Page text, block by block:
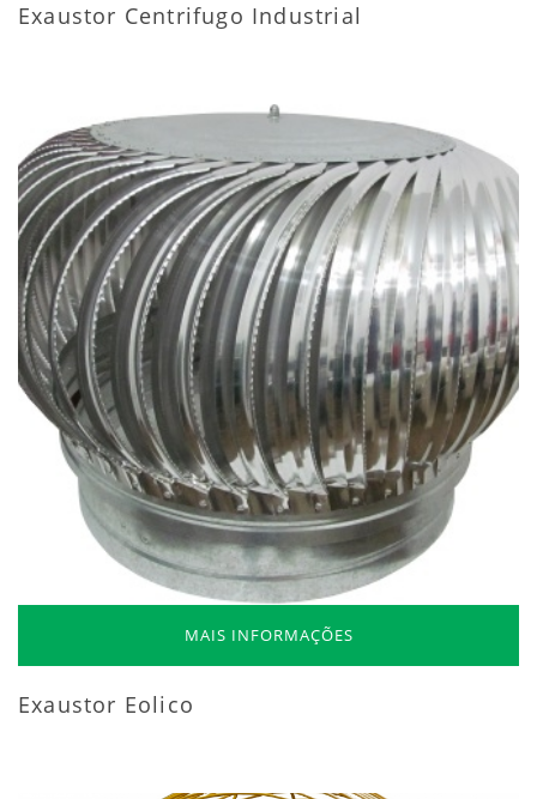
Exaustor Centrifugo Industrial
MAIS INFORMAÇÕES
Exaustor Eolico